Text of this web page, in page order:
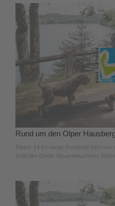
Rund um den Olper
Dieser 14 km lange Rundweg führt uns
östlichen Dörfer Neuenkleusheim,